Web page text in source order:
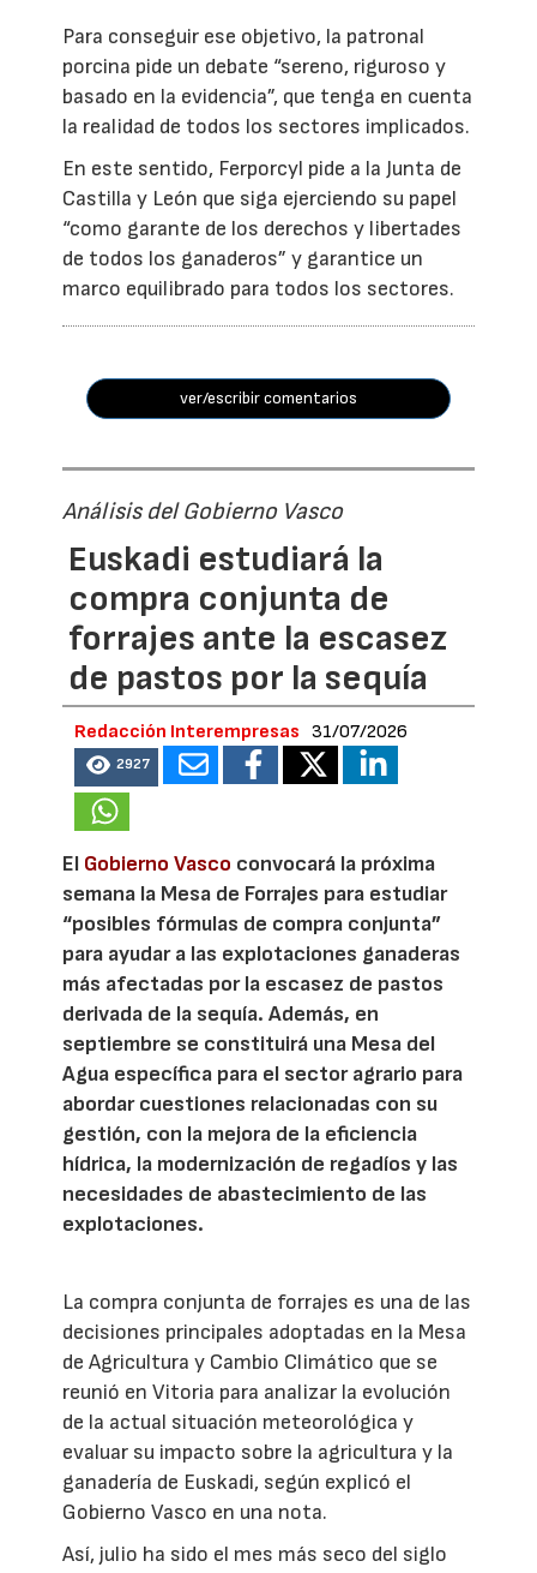
Para conseguir ese objetivo, la patronal
porcina pide un debate “sereno, riguroso y
basado en la evidencia”, que tenga en cuenta
la realidad de todos los sectores implicados.
En este sentido, Ferporcyl pide a la Junta de
Castilla y León que siga ejerciendo su papel
“como garante de los derechos y libertades
de todos los ganaderos” y garantice un
marco equilibrado para todos los sectores.
ver/escribir comentarios
Análisis del Gobierno Vasco
Euskadi estudiará la
compra conjunta de
forrajes ante la escasez
de pastos por la sequía
Redacción Interempresas 31/07/2026
2927
El Gobierno Vasco convocará la próxima
semana la Mesa de Forrajes para estudiar
“posibles fórmulas de compra conjunta”
para ayudar a las explotaciones ganaderas
más afectadas por la escasez de pastos
derivada de la sequía. Además, en
septiembre se constituirá una Mesa del
Agua específica para el sector agrario para
abordar cuestiones relacionadas con su
gestión, con la mejora de la eficiencia
hídrica, la modernización de regadíos y las
necesidades de abastecimiento de las
explotaciones.
La compra conjunta de forrajes es una de las
decisiones principales adoptadas en la Mesa
de Agricultura y Cambio Climático que se
reunió en Vitoria para analizar la evolución
de la actual situación meteorológica y
evaluar su impacto sobre la agricultura y la
ganadería de Euskadi, según explicó el
Gobierno Vasco en una nota.
Así, julio ha sido el mes más seco del siglo